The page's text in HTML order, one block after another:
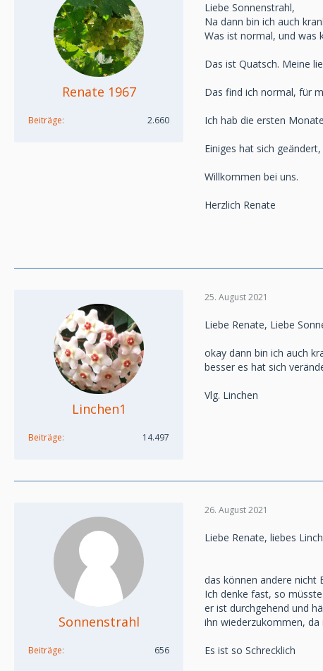
Renate 1967
Beiträge 2.660
Liebe Sonnenstrahl,
Na dann bin ich auch
Was ist normal, und was
Das ist Quatsch. Meine
Das find ich normal, für
Ich hab die ersten
Einiges hat sich
Willkommen bei uns.
Herzlich Renate
Linchen1
Beiträge 14.497
25. August 2021
Liebe Renate, Liebe
okay dann bin ich auch
besser es hat sich
Vlg. Linchen
Sonnenstrahl
Beiträge 656
26. August 2021
Liebe Renate, liebes
das können andere nicht
Ich denke fast, so
er ist durchgehend und
ihn wiederzukommen, da
Es ist so Schrecklich